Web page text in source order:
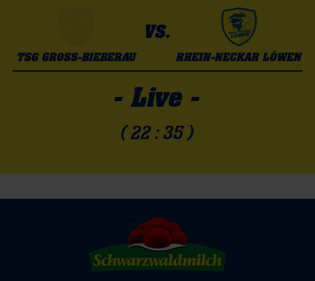
TSG GROSS-BIEBERAU
VS.
RHEIN-NECKAR LÖWEN
- Live -
( 22 : 35 )